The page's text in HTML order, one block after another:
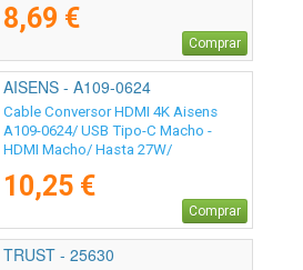
8,69 €
Comprar
AISENS - A109-0624
Cable Conversor HDMI 4K Aisens
A109-0624/ USB Tipo-C Macho -
HDMI Macho/ Hasta 27W/
10,25 €
Comprar
TRUST - 25630